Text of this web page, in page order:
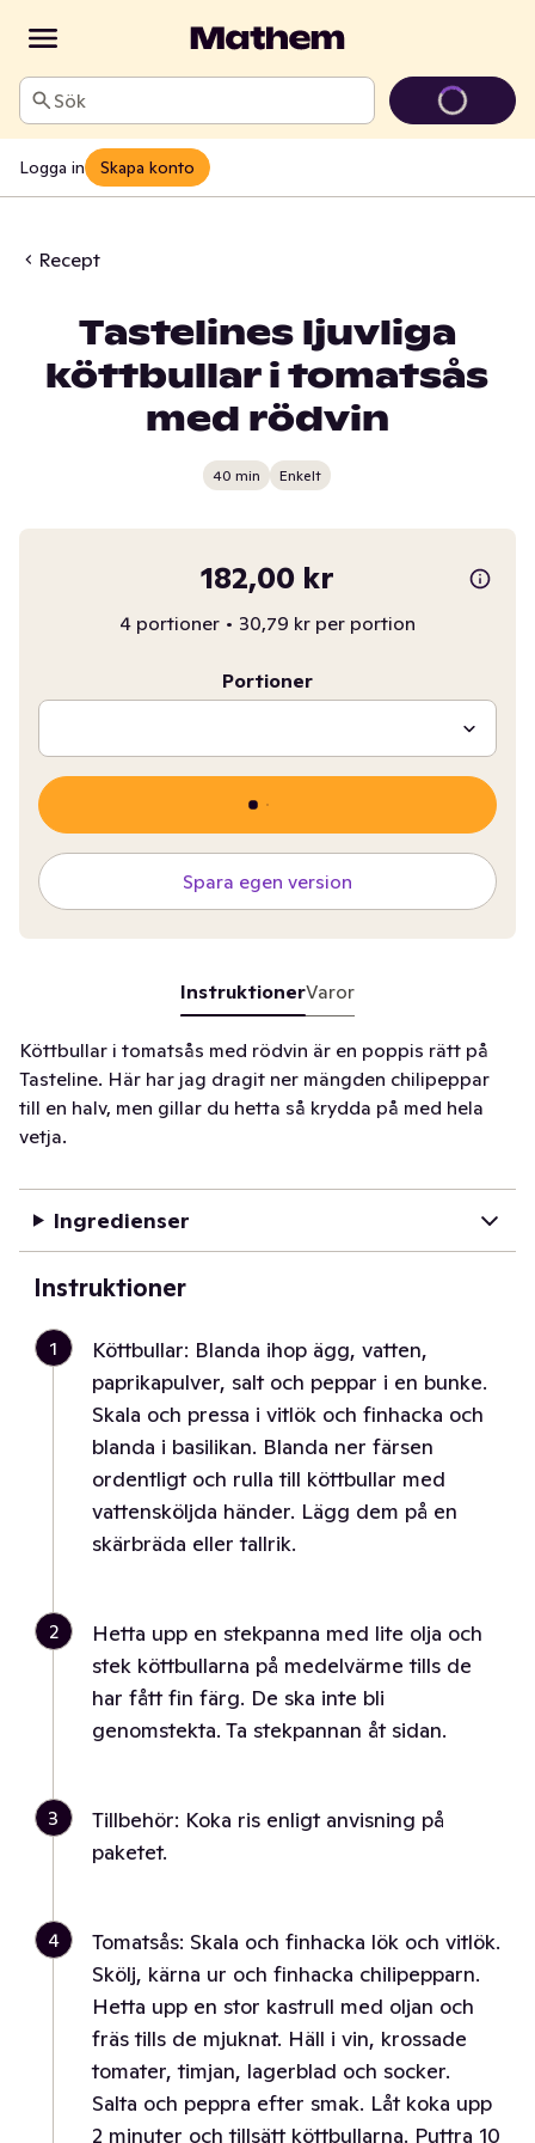
Sök
Logga in Skapa konto
Recept
Tastelines ljuvliga
köttbullar i tomatsås
med rödvin
40 min Enkelt
182,00 kr
4 portioner • 30,79 kr per portion
Portioner
Spara egen version
InstruktionerVaror
Köttbullar i tomatsås med rödvin är en poppis rätt på
Tasteline. Här har jag dragit ner mängden chilipeppar
till en halv, men gillar du hetta så krydda på med hela
vetja.
Ingredienser
Instruktioner
1
Köttbullar: Blanda ihop ägg, vatten,
paprikapulver, salt och peppar i en bunke.
Skala och pressa i vitlök och finhacka och
blanda i basilikan. Blanda ner färsen
ordentligt och rulla till köttbullar med
vattensköljda händer. Lägg dem på en
skärbräda eller tallrik.
2
Hetta upp en stekpanna med lite olja och
stek köttbullarna på medelvärme tills de
har fått fin färg. De ska inte bli
genomstekta. Ta stekpannan åt sidan.
3
Tillbehör: Koka ris enligt anvisning på
paketet.
4
Tomatsås: Skala och finhacka lök och vitlök.
Skölj, kärna ur och finhacka chilipepparn.
Hetta upp en stor kastrull med oljan och
fräs tills de mjuknat. Häll i vin, krossade
tomater, timjan, lagerblad och socker.
Salta och peppra efter smak. Låt koka upp
2 minuter och tillsätt köttbullarna. Puttra 10